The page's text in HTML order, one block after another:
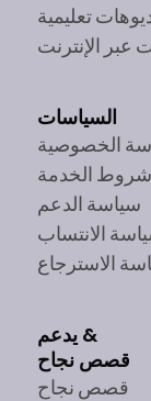
تعليمية
عبر الإنترنت
السياسات
الخصوصية
شروط الخدمة
سياسة الدعم
الانتساب
الاسترجاع
يدعم &
قصص نجاح
قصص نجاح